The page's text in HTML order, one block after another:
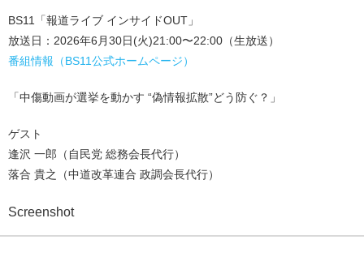
BS11「報道ライブ インサイドOUT」
放送日：2026年6月30日(火)21:00〜22:00（生放送）
番組情報（BS11公式ホームページ）
「中傷動画が選挙を動かす “偽情報拡散”どう防ぐ？」
ゲスト
逢沢 一郎（自民党 総務会長代行）
落合 貴之（中道改革連合 政調会長代行）
Screenshot